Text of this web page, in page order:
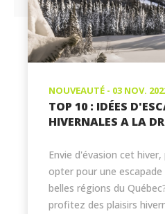
NOUVEAUTÉ - 03 NOV.
TOP 10 : IDÉES
HIVERNALES A LA
Envie d'évasion cet
opter pour une escapade
belles régions du
profitez des plaisirs